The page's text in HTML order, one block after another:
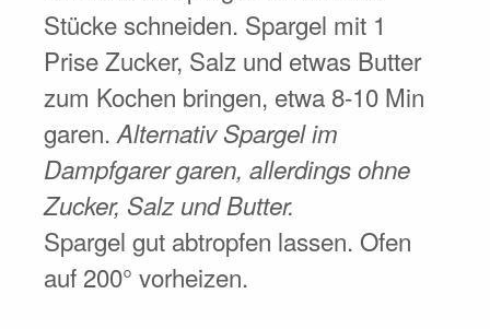
Stücke schneiden. Spargel mit 1
Prise Zucker, Salz und etwas Butter
zum Kochen bringen, etwa 8-10 Min
garen. Alternativ Spargel im
Dampfgarer garen, allerdings ohne
Zucker, Salz und Butter.
Spargel gut abtropfen lassen. Ofen
auf 200° vorheizen.